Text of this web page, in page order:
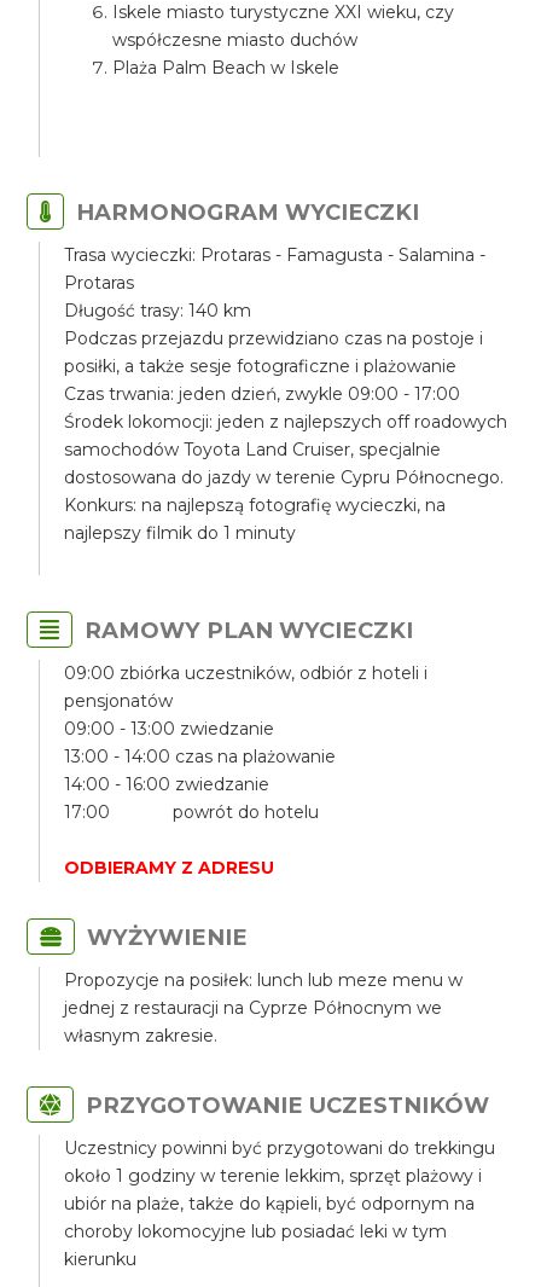
Iskele miasto turystyczne XXI wieku, czy
współczesne miasto duchów
Plaża Palm Beach w Iskele
HARMONOGRAM WYCIECZKI
Trasa wycieczki: Protaras - Famagusta - Salamina -
Protaras
Długość trasy: 140 km
Podczas przejazdu przewidziano czas na postoje i
posiłki, a także sesje fotograficzne i plażowanie
Czas trwania: jeden dzień, zwykle 09:00 - 17:00
Środek lokomocji: jeden z najlepszych off roadowych
samochodów Toyota Land Cruiser, specjalnie
dostosowana do jazdy w terenie Cypru Północnego.
Konkurs: na najlepszą fotografię wycieczki, na
najlepszy filmik do 1 minuty
RAMOWY PLAN WYCIECZKI
09:00 zbiórka uczestników, odbiór z hoteli i
pensjonatów
09:00 - 13:00 zwiedzanie
13:00 - 14:00 czas na plażowanie
14:00 - 16:00 zwiedzanie
17:00 powrót do hotelu
ODBIERAMY Z ADRESU
WYŻYWIENIE
Propozycje na posiłek: lunch lub meze menu w
jednej z restauracji na Cyprze Północnym we
własnym zakresie.
PRZYGOTOWANIE UCZESTNIKÓW
Uczestnicy powinni być przygotowani do trekkingu
około 1 godziny w terenie lekkim, sprzęt plażowy i
ubiór na plaże, także do kąpieli, być odpornym na
choroby lokomocyjne lub posiadać leki w tym
kierunku